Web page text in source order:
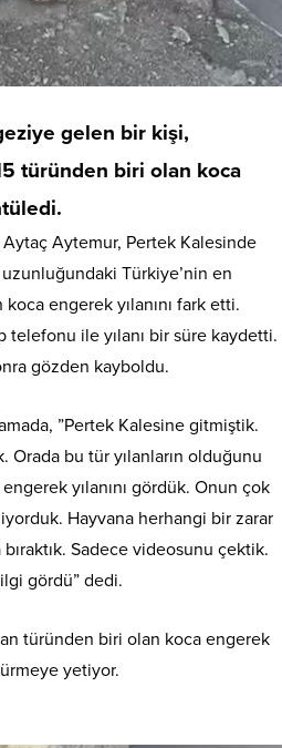
gelen bir kişi,
türünden biri olan koca
Aytaç Aytemur, Pertek Kalesinde
Türkiye’nin en
engerek yılanını fark etti.
ile yılanı bir süre kaydetti.
gözden kayboldu.
”Pertek Kalesine gitmiştik.
Orada bu tür yılanların olduğunu
yılanını gördük. Onun çok
Hayvana herhangi bir zarar
Sadece videosunu çektik.
gördü” dedi.
türünden biri olan koca engerek
yetiyor.